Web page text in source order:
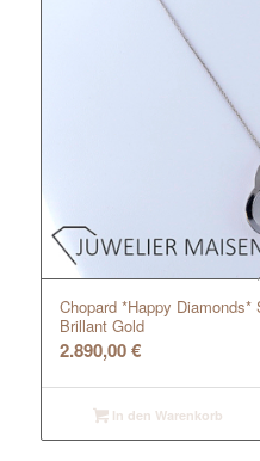
Chopard *Happy
Brillant Gold
2.890,00€
In den Warenkorb